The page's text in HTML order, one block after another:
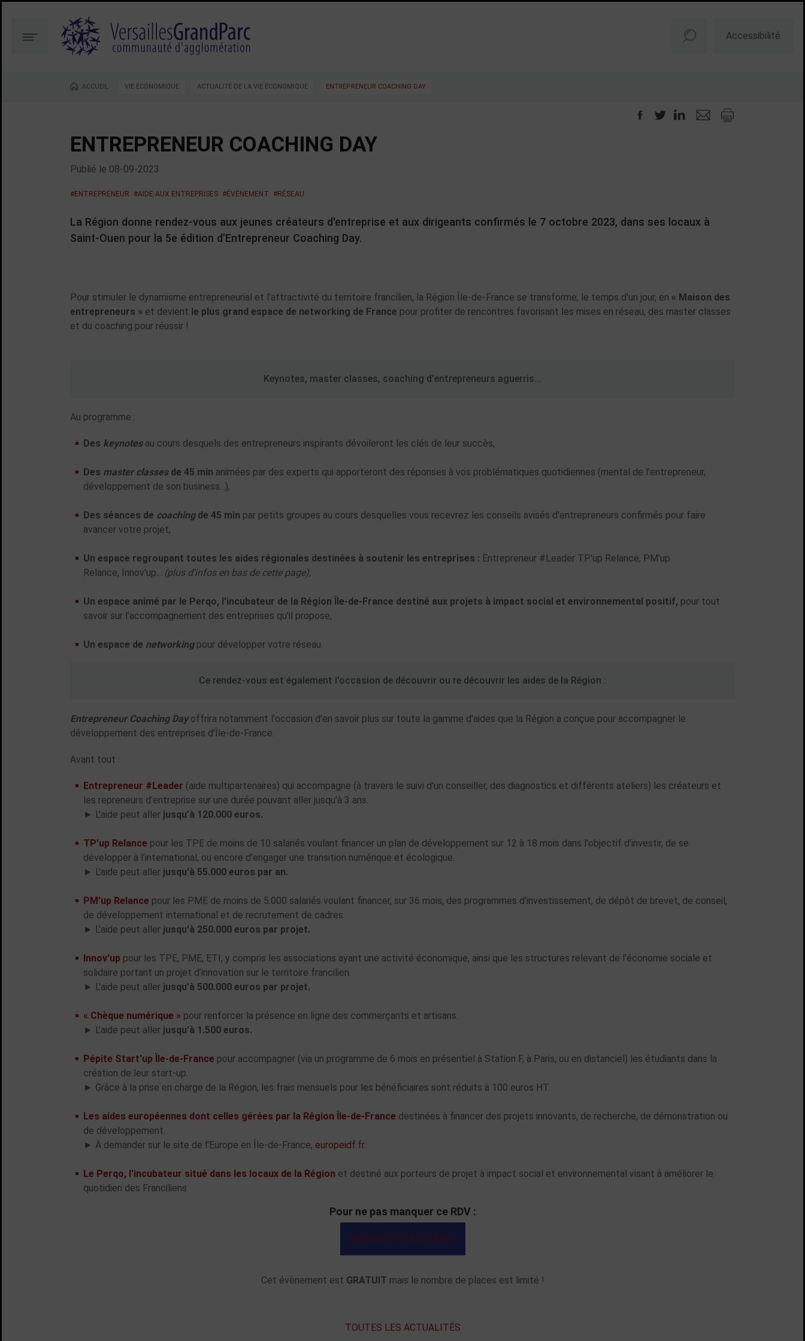
contenu
la
recherche
Menu Accessibilité
Vous êtes ici :
ACCUEIL VIE ÉCONOMIQUE ACTUALITÉ DE LA VIE ÉCONOMIQUE ENTREPRENEUR COACHING DAY
ENTREPRENEUR COACHING DAY
Publié le 08-09-2023
#ENTREPRENEUR #AIDE AUX ENTREPRISES #ÉVÈNEMENT #RÉSEAU
La Région donne rendez-vous aux jeunes créateurs d'entreprise et aux dirigeants confirmés le 7 octobre 2023, dans ses locaux à
Saint-Ouen pour la 5e édition d’Entrepreneur Coaching Day.
Pour stimuler le dynamisme entrepreneurial et l’attractivité du territoire francilien, la Région Île-de-France se transforme, le temps d'un jour, en « Maison des
entrepreneurs » et devient le plus grand espace de networking de France pour profiter de rencontres favorisant les mises en réseau, des master classes
et du coaching pour réussir !
Keynotes, master classes, coaching d'entrepreneurs aguerris...
Au programme :
Des keynotes au cours desquels des entrepreneurs inspirants dévoileront les clés de leur succès,
Des master classes de 45 min animées par des experts qui apporteront des réponses à vos problématiques quotidiennes (mental de l'entrepreneur,
développement de son business...),
Des séances de coaching de 45 min par petits groupes au cours desquelles vous recevrez les conseils avisés d'entrepreneurs confirmés pour faire
avancer votre projet,
Un espace regroupant toutes les aides régionales destinées à soutenir les entreprises : Entrepreneur #Leader TP'up Relance, PM'up
Relance, Innov'up... (plus d'infos en bas de cette page),
Un espace animé par le Perqo, l'incubateur de la Région Île-de-France destiné aux projets à impact social et environnemental positif, pour tout
savoir sur l’accompagnement des entreprises qu'il propose,
Un espace de networking pour développer votre réseau.
Ce rendez-vous est également l'occasion de découvrir ou re découvrir les aides de la Région :
Entrepreneur Coaching Dayoffrira notamment l'occasion d'en savoir plus sur toute la gamme d'aides que la Région a conçue pour accompagner le
développement des entreprises d'Île-de-France.
Avant tout :
Entrepreneur #Leader (aide multipartenaires) qui accompagne (à travers le suivi d'un conseiller, des diagnostics et différents ateliers) les créateurs et
les repreneurs d’entreprise sur une durée pouvant aller jusqu’à 3 ans.
► L'aide peut aller jusqu’à 120.000 euros.
TP'up Relance pour les TPE de moins de 10 salariés voulant financer un plan de développement sur 12 à 18 mois dans l'objectif d'investir, de se
développer à l’international, ou encore d'engager une transition numérique et écologique.
► L'aide peut aller jusqu'à 55.000 euros par an.
PM'up Relance pour les PME de moins de 5.000 salariés voulant financer, sur 36 mois, des programmes d’investissement, de dépôt de brevet, de conseil,
de développement international et de recrutement de cadres.
► L'aide peut aller jusqu’à 250.000 euros par projet.
Innov'up pour les TPE, PME, ETI, y compris les associations ayant une activité économique, ainsi que les structures relevant de l’économie sociale et
solidaire portant un projet d’innovation sur le territoire francilien.
► L'aide peut aller jusqu’à 500.000 euros par projet.
« Chèque numérique » pour renforcer la présence en ligne des commerçants et artisans.
► L'aide peut aller jusqu’à 1.500 euros.
Pépite Start'up Île-de-France pour accompagner (via un programme de 6 mois en présentiel à Station F, à Paris, ou en distanciel) les étudiants dans la
création de leur start-up.
► Grâce à la prise en charge de la Région, les frais mensuels pour les bénéficiaires sont réduits à 100 euros HT.
Les aides européennes dont celles gérées par la Région Île-de-France destinées à financer des projets innovants, de recherche, de démonstration ou
de développement.
► À demander sur le site de l'Europe en Île-de-France, europeidf.fr.
Le Perqo, l'incubateur situé dans les locaux de la Région et destiné aux porteurs de projet à impact social et environnemental visant à améliorer le
quotidien des Franciliens.
Pour ne pas manquer ce RDV :
INSCRIVEZ-VOUS EN LIGNE !
Cet évènement est GRATUIT mais le nombre de places est limité !
TOUTES LES ACTUALITÉS